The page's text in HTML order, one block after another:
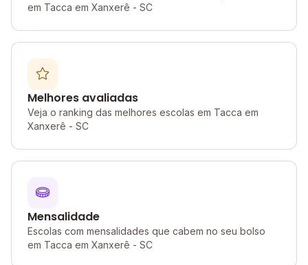
em Tacca em Xanxerê - SC
Melhores avaliadas
Veja o ranking das melhores escolas em Tacca em
Xanxerê - SC
Mensalidade
Escolas com mensalidades que cabem no seu bolso
em Tacca em Xanxerê - SC